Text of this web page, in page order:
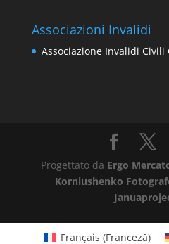
Associazioni Invalidi
Associazione Invalidi Civili
Progettato da Ergo
Korniushenko
Français (Franceză)